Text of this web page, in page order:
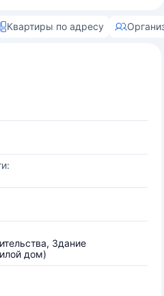
Квартиры по адресу
Здание
дом)